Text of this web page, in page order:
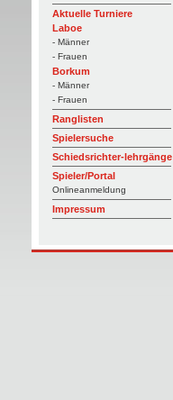
Aktuelle Turniere
Laboe
- Männer
- Frauen
Borkum
- Männer
- Frauen
Ranglisten
Spielersuche
Schiedsrichter-lehrgänge
Spieler/Portal
Onlineanmeldung
Impressum